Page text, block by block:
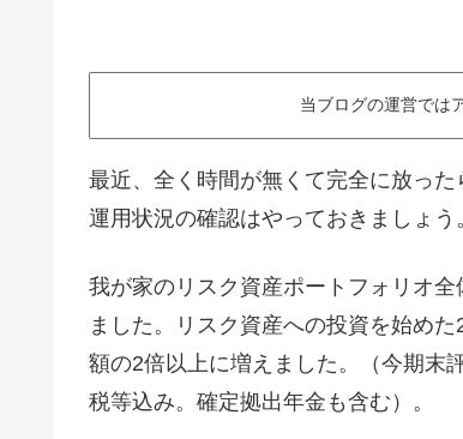
当ブログの運営では
最近、全く時間が無くて完全に放っ
運用状況の確認はやっておきましょう
我が家のリスク資産ポートフォリオ
ました。リスク資産への投資を始め
額の2倍以上に増えました。（今期末
税等込み。確定拠出年金も含む）。